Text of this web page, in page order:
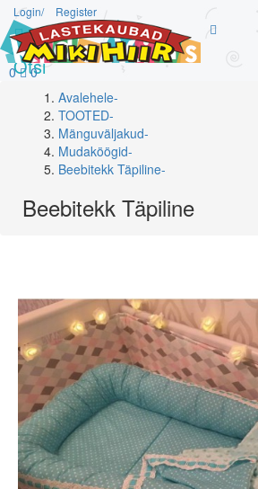
Login/ Register
Otsi
0
0
Avalehele-
TOOTED-
Mänguväljakud-
Mudaköögid-
Beebitekk Täpiline-
Beebitekk Täpiline